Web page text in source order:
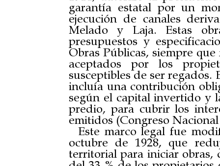
garantía estatal por un
ejecución de canales
Melado y Laja. Estas
presupuestos y
Obras Públicas, siempre
aceptados por los
susceptibles de ser
incluía una contribución
según el capital invertido y
predio, para cubrir los
emitidos (Congreso
Este marco legal fue
octubre de 1928, que
territorial para iniciar obras,